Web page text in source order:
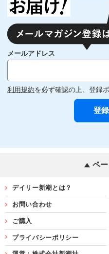
メールアドレス
利用規約を必ず確認の上、登録
ペ
デイリー新潮とは？
お問い合わせ
ご購入
プライバシーポリシー